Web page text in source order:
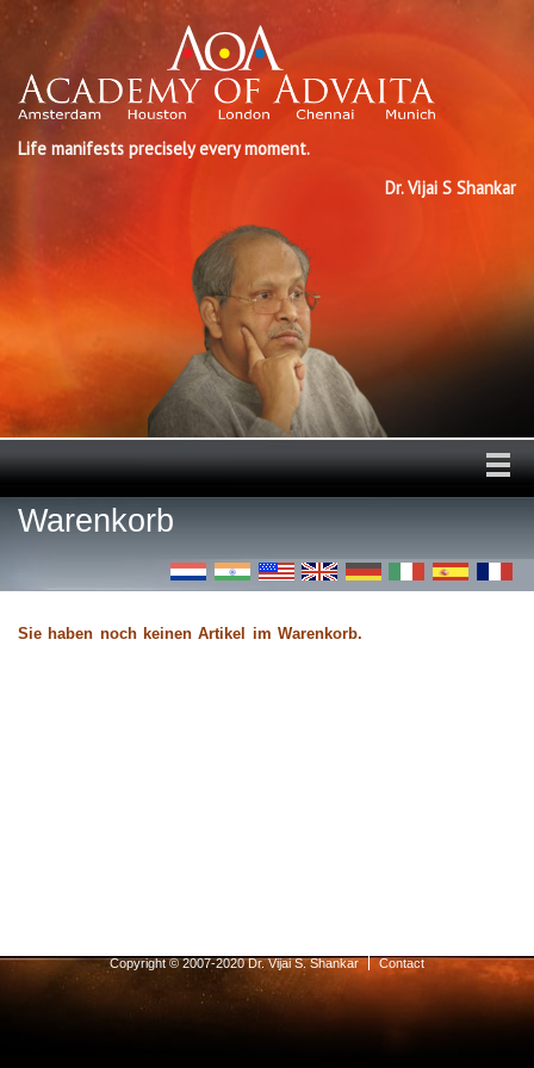
Life manifests precisely every moment.
Dr. Vijai S Shankar
Warenkorb
Sie haben noch keinen Artikel im Warenkorb.
Copyright © 2007-2020 Dr. Vijai S. Shankar Contact